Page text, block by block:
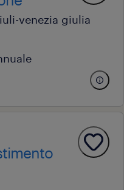
venezia giulia